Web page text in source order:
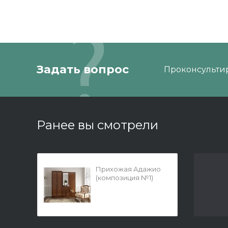
Задать вопрос
Ранее вы смотрели
Прихожая Адажио
(композиция №1)